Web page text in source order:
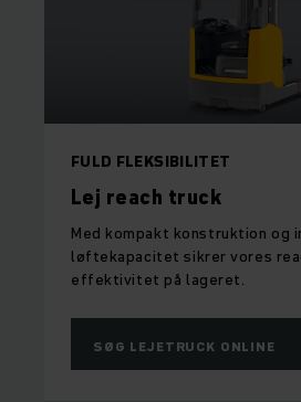
FULD FLEKSIBILITET
Lej reach truck
Med kompakt konstruktion og
løftekapacitet sikrer vores
effektivitet på lageret.
SØG LEJETRUCK ONLINE